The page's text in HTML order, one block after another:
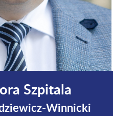
Szpitala
Winnicki